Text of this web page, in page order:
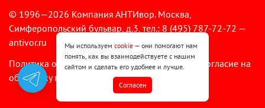
© 1996—2026 Компания АНТИвор. Москва,
Симферопольский бульвар, д.3, тел.: 8 (495) 787-72-72 —
antivor.ru
Политика обработки персональных данных
Согласие на
обработку персональных данных
Мы используем cookie — они помогают нам
понять, как вы взаимодействуете с нашим
сайтом и сделать его удобнее и лучше.
Cогласен